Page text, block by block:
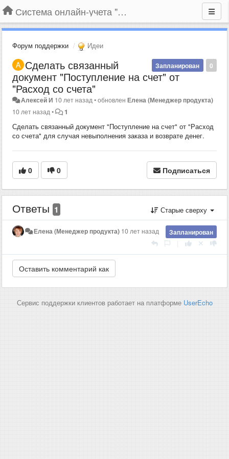
Система онлайн-учета "Большая Птица"
Форум поддержки Идеи
0
Запланирован
Сделать связанный
документ "Поступление на счет" от
"Расход со счета"
Алексей И 10 лет назад •обновленЕлена (Менеджер продукта)
10 лет назад • 1
Сделать связанный документ "Поступление на счет" от "Расход
со счета" для случая невыполнения заказа и возврате денег.
0 0 Подписаться
Ответы 1 Старые сверху
Запланирован
Елена (Менеджер продукта) 10 лет назад
Сервис поддержки клиентов работает на платформе UserEcho